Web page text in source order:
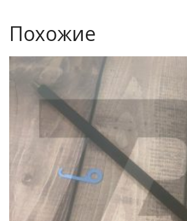
Похожие